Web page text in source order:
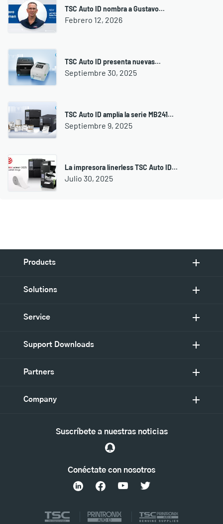
TSC Auto ID nombra a Gustavo...
Febrero 12, 2026
TSC Auto ID presenta nuevas...
Septiembre 30, 2025
TSC Auto ID amplía la serie MB241...
Septiembre 9, 2025
La impresora linerless TSC Auto ID...
Julio 30, 2025
Products
Solutions
Service
Support Downloads
Partners
Company
Conéctate con nosotros
Suscríbete a nuestras noticias